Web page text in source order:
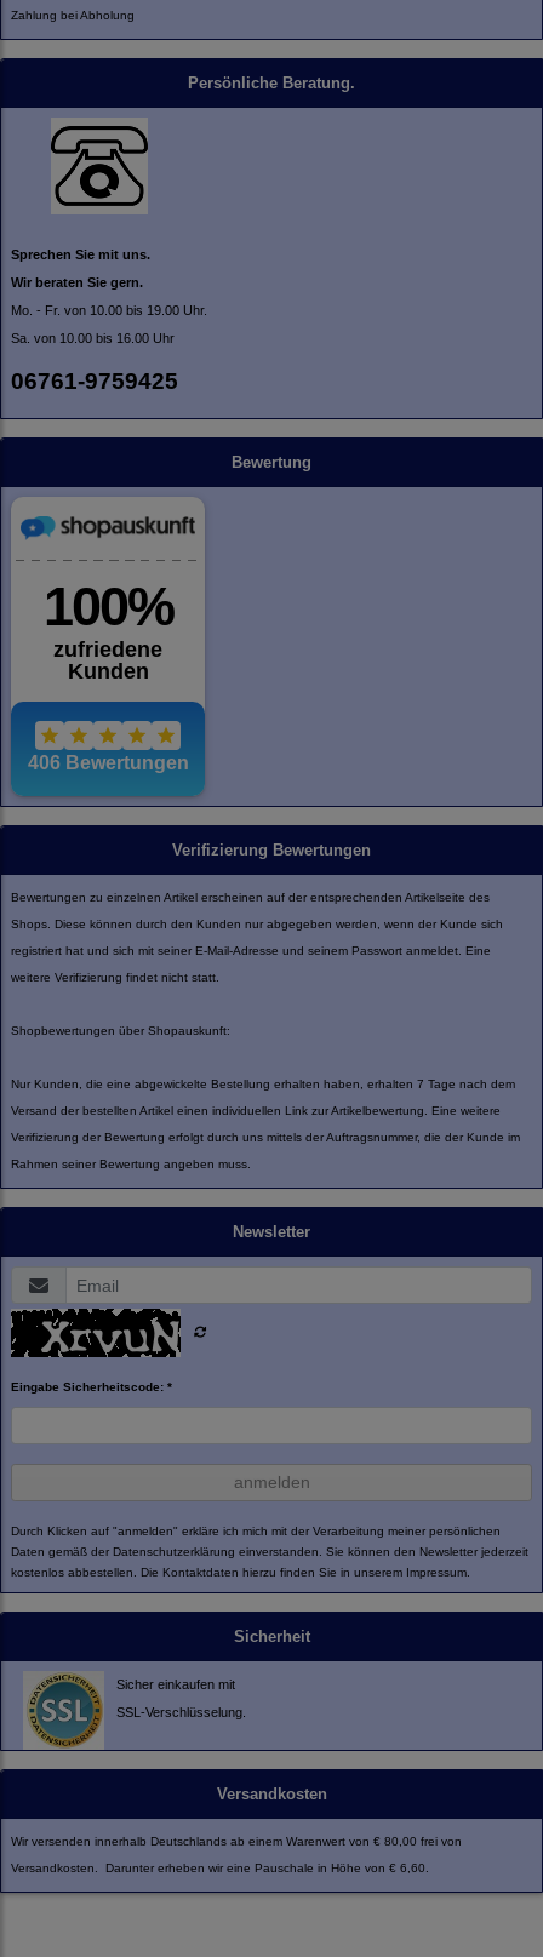
Zahlung bei Abholung
Persönliche Beratung.
Sprechen Sie mit uns.
Wir beraten Sie gern.
Mo. - Fr. von 10.00 bis 19.00 Uhr.
Sa. von 10.00 bis 16.00 Uhr
06761-9759425
Bewertung
Verifizierung Bewertungen
Bewertungen zu einzelnen Artikel erscheinen auf der entsprechenden Artikelseite des
Shops. Diese können durch den Kunden nur abgegeben werden, wenn der Kunde sich
registriert hat und sich mit seiner E-Mail-Adresse und seinem Passwort anmeldet. Eine
weitere Verifizierung findet nicht statt.
Shopbewertungen über Shopauskunft:
Nur Kunden, die eine abgewickelte Bestellung erhalten haben, erhalten 7 Tage nach dem
Versand der bestellten Artikel einen individuellen Link zur Artikelbewertung. Eine weitere
Verifizierung der Bewertung erfolgt durch uns mittels der Auftragsnummer, die der Kunde im
Rahmen seiner Bewertung angeben muss.
Newsletter
Eingabe Sicherheitscode: *
anmelden
Durch Klicken auf "anmelden" erkläre ich mich mit der Verarbeitung meiner persönlichen
Daten gemäß der Datenschutzerklärung einverstanden. Sie können den Newsletter jederzeit
kostenlos abbestellen. Die Kontaktdaten hierzu finden Sie in unserem Impressum.
Sicherheit
Sicher einkaufen mit
SSL-Verschlüsselung.
Versandkosten
Wir versenden innerhalb Deutschlands ab einem Warenwert von € 80,00 frei von
Versandkosten. Darunter erheben wir eine Pauschale in Höhe von € 6,60.